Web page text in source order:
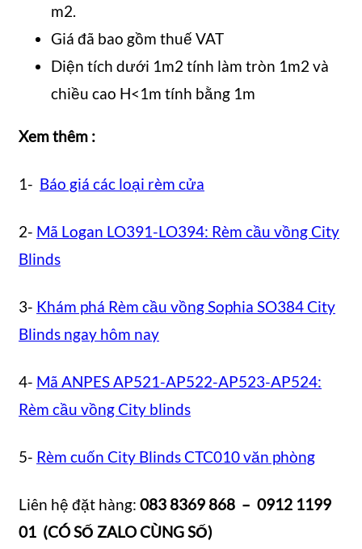
m2.
Giá đã bao gồm thuế VAT
Diện tích dưới 1m2 tính làm tròn 1m2 và
chiều cao H<1m tính bằng 1m
Xem thêm :
1- Báo giá các loại rèm cửa
2- Mã Logan LO391-LO394: Rèm cầu vồng City
Blinds
3- Khám phá Rèm cầu vồng Sophia SO384 City
Blinds ngay hôm nay
4- Mã ANPES AP521-AP522-AP523-AP524:
Rèm cầu vồng City blinds
5- Rèm cuốn City Blinds CTC010 văn phòng
Liên hệ đặt hàng: 083 8369 868 – 0912 1199
01 (CÓ SỐ ZALO CÙNG SỐ)